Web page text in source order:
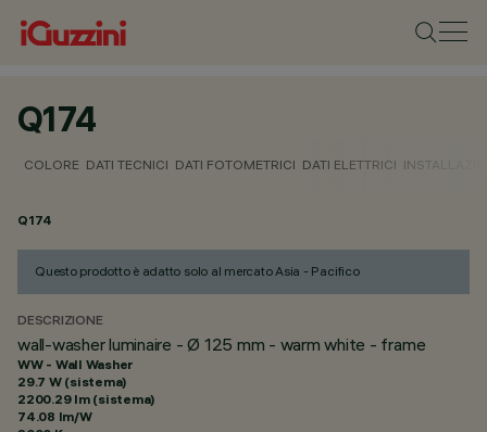
Q174
COLORE DATI TECNICI DATI FOTOMETRICI DATI ELETTRICI
Q174
Questo prodotto è adatto solo al mercato Asia - Pacifico
DESCRIZIONE
wall-washer luminaire - Ø 125 mm - warm white - frame
WW - Wall Washer
29.7 W (sistema)
2200.29 lm (sistema)
74.08 lm/W